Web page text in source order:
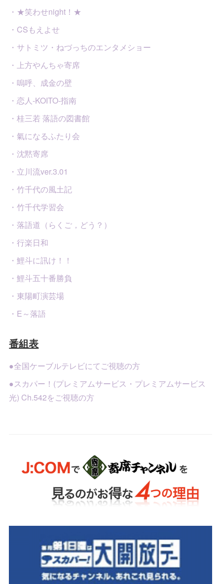
・★笑わせnight！★
・CSもえよせ
・サトミツ・ねづっちのエンタメショー
・上方やんちゃ寄席
・嗚呼、成金の壁
・恋人-KOITO-指南
・桂三若 落語の図書館
・氣になるふたり会
・沈黙寄席
・立川流ver.3.01
・竹千代の風土記
・竹千代学習会
・落語道（らくご，どう？）
・行楽日和
・鯉斗に訊け！！
・鯉斗五十番勝負
・東陽町演芸場
・E～落語
番組表
●全国ケーブルテレビにてご視聴の方
●スカパー！(プレミアムサービス・プレミアムサービス
光) Ch.542をご視聴の方